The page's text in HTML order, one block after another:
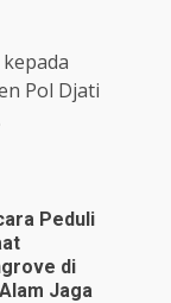
Pol Djati
Peduli
di
Jaga